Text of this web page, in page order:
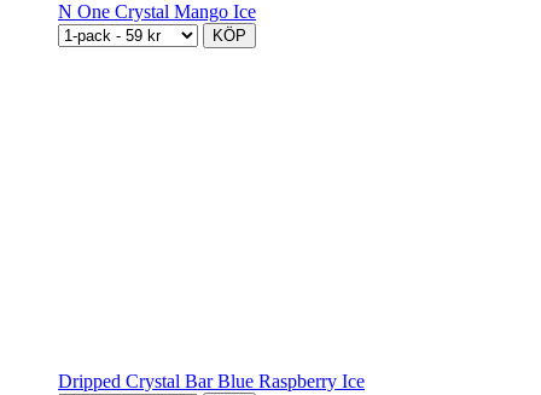
N One Crystal Mango Ice
KÖP
Dripped Crystal Bar Blue Raspberry Ice